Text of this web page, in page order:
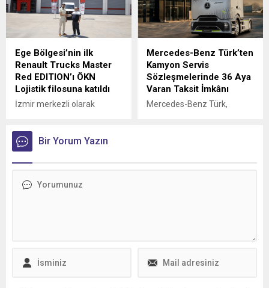
ulaştı.
Ege Bölgesi’nin ilk
Renault Trucks Master
Red EDITION’ı ÖKN
Lojistik filosuna katıldı
İzmir merkezli olarak
yürüten ÖKN Lojistik, Ege
Bölgesi'nin ilk Renault
Trucks Master Red EDITION
Mercedes-Benz Türk’ten
Kamyon Servis
Sözleşmelerinde 36 Aya
Varan Taksit İmkânı
Mercedes-Benz Türk,
imkânıyla bakım ve servis
Bir Yorum Yazın